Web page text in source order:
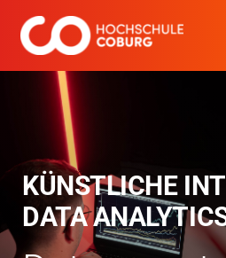
Inhalt
springen
Studieren
Forschen
Kooperieren
Hochschule Coburg
KÜNSTLICHE
DATA